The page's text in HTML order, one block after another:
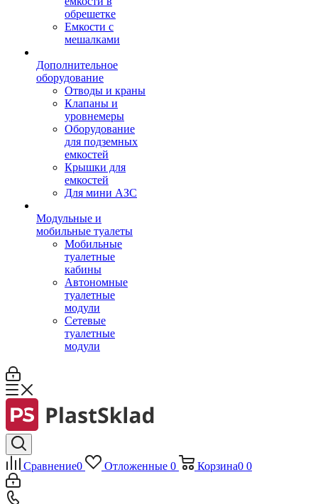
обрешетке
Емкости с
мешалками
Дополнительное
оборудование
Отводы и краны
Клапаны и
уровнемеры
Оборудование
для подземных
емкостей
Крышки для
емкостей
Для мини АЗС
Модульные и
мобильные туалеты
Мобильные
туалетные
кабины
Автономные
туалетные
модули
Сетевые
туалетные
модули
Сравнение0 Отложенные 0 Корзина0 0